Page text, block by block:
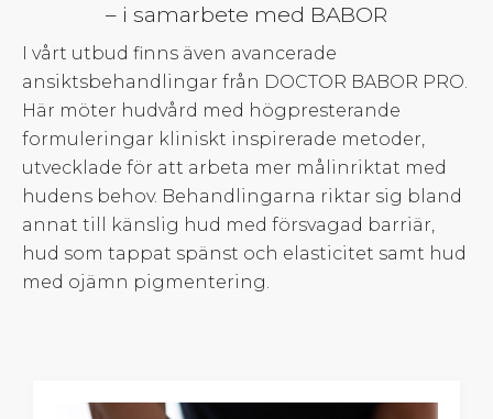
– i samarbete med BABOR
I vårt utbud finns även avancerade
ansiktsbehandlingar från DOCTOR BABOR PRO.
Här möter hudvård med högpresterande
formuleringar kliniskt inspirerade metoder,
utvecklade för att arbeta mer målinriktat med
hudens behov. Behandlingarna riktar sig bland
annat till känslig hud med försvagad barriär,
hud som tappat spänst och elasticitet samt hud
med ojämn pigmentering.